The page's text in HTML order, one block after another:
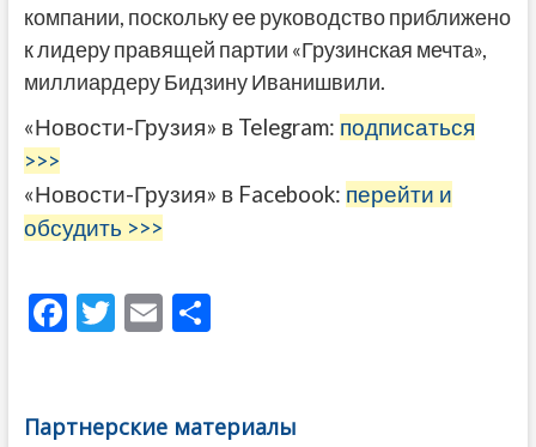
компании, поскольку ее руководство приближено
к лидеру правящей партии «Грузинская мечта»,
миллиардеру Бидзину Иванишвили.
«Новости-Грузия» в Telegram: подписаться
>>>
«Новости-Грузия» в Facebook: перейти и
обсудить >>>
F
b
T
er
E
l
О
а
Партнерские материалы